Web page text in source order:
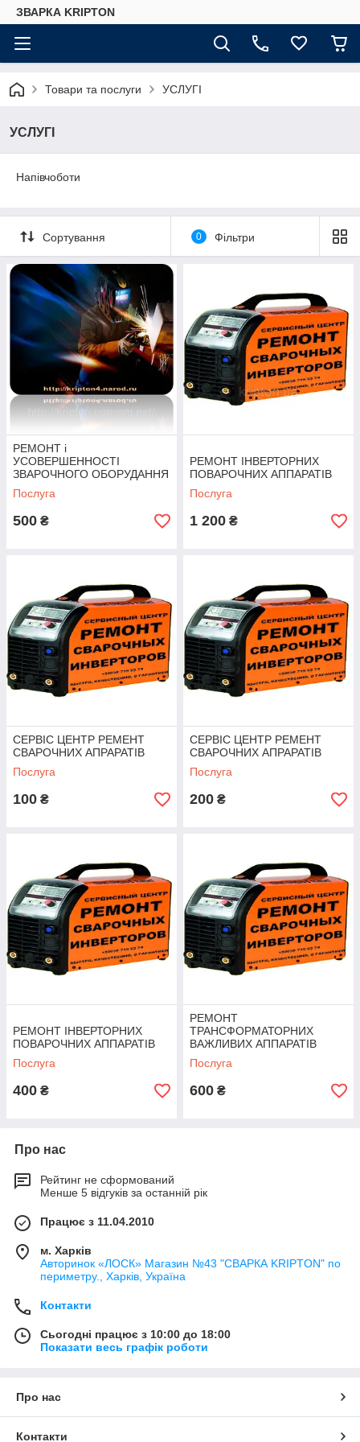
ЗВАРКА KRIPTON
Товари та послуги УСЛУГІ
УСЛУГІ
Напівчоботи
Сортування 0 Фільтри
РЕМОНТ і
УСОВЕРШЕННОСТІ
ЗВАРОЧНОГО ОБОРУДАННЯ
Послуга
500 ₴
РЕМОНТ ІНВЕРТОРНИХ
ПОВАРОЧНИХ АППАРАТІВ
Послуга
1 200 ₴
СЕРВІС ЦЕНТР РЕМЕНТ
СВАРОЧНИХ АПРАРАТІВ
Послуга
100 ₴
СЕРВІС ЦЕНТР РЕМЕНТ
СВАРОЧНИХ АПРАРАТІВ
Послуга
200 ₴
РЕМОНТ ІНВЕРТОРНИХ
ПОВАРОЧНИХ АППАРАТІВ
Послуга
400 ₴
РЕМОНТ
ТРАНСФОРМАТОРНИХ
ВАЖЛИВИХ АППАРАТІВ
Послуга
600 ₴
Про нас
Рейтинг не сформований
Менше 5 відгуків за останній рік
Працює з 11.04.2010
м. Харків
Авторинок «ЛОСК» Магазин №43 "СВАРКА KRIPTON" по
периметру., Харків, Україна
Контакти
Сьогодні працює з 10:00 до 18:00
Показати весь графік роботи
Про нас
Контакти